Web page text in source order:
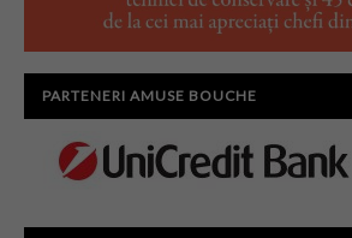
PARTENERI AMUSE BOUCHE